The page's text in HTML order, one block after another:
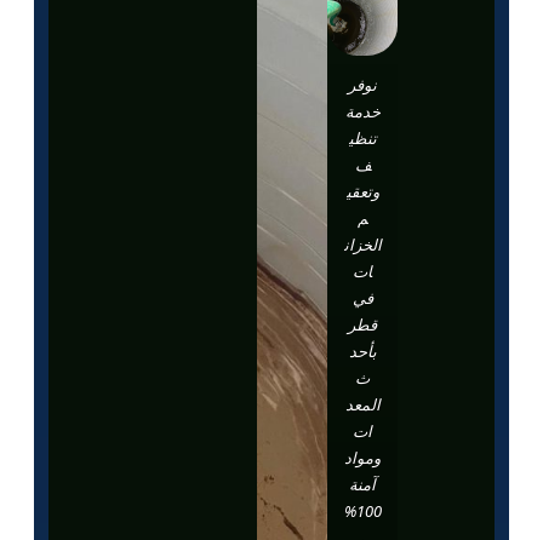
نوفر
خدمة
تنظي
ف
وتعقي
الخزان
ات
في
قطر
بأحد
المعد
ات
ومواد
آمنة
100%